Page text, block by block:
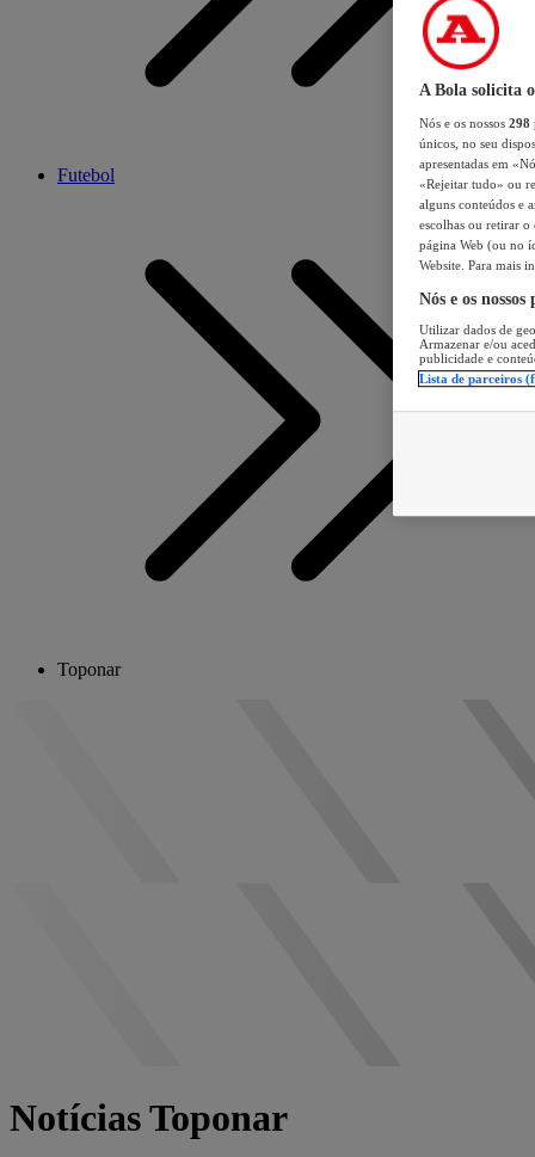
Futebol
Toponar
Notícias Toponar
A Bola solicita
Nós e os nossos 298
únicos, no seu
apresentadas em
«Rejeitar tudo» ou
alguns conteúdos e
escolhas ou retirar
página Web (ou no
Website. Para mais
Nós e os
Utilizar dados de
Armazenar e/ou
publicidade e
Lista de parceiros